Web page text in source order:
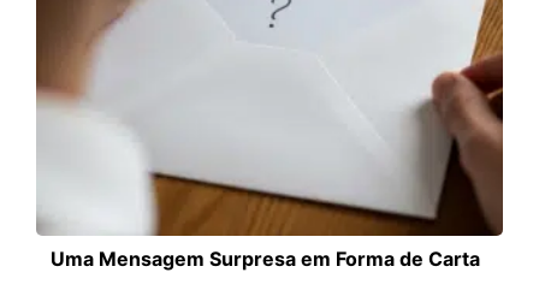
Uma Mensagem Surpresa em Forma de Carta